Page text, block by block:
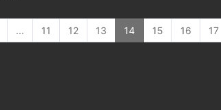
... 11 12 13 14 15 16 17